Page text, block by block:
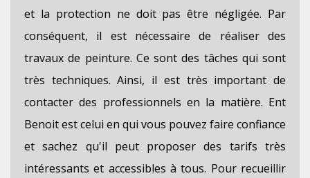
et la protection ne doit pas être négligée. Par
conséquent, il est nécessaire de réaliser des
travaux de peinture. Ce sont des tâches qui sont
très techniques. Ainsi, il est très important de
contacter des professionnels en la matière. Ent
Benoit est celui en qui vous pouvez faire confiance
et sachez qu'il peut proposer des tarifs très
intéressants et accessibles à tous. Pour recueillir